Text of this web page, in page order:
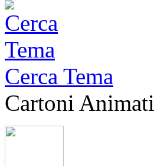
Cerca Tema
Cartoni Animati